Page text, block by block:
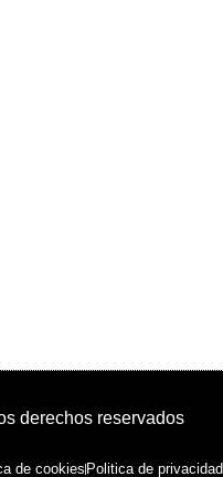
derechos reservados
de cookiesPolitica de privacidad